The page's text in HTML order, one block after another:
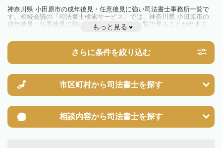
神奈川県 小田原市の成年後見・任意後見に強い司法書士事務所一覧で
す。相続会議の「司法書士検索サービス」では、神奈川県 小田原市の
成年後見・任意後見に強い司法書士事務所を一覧で見ることが出来ま
す。相続のトラブルやお悩みを抱えている方は一度近隣の司法書士に相
もっと見る
さらに条件を絞り込む
市区町村から司法書士を探す
相談内容から司法書士を探す